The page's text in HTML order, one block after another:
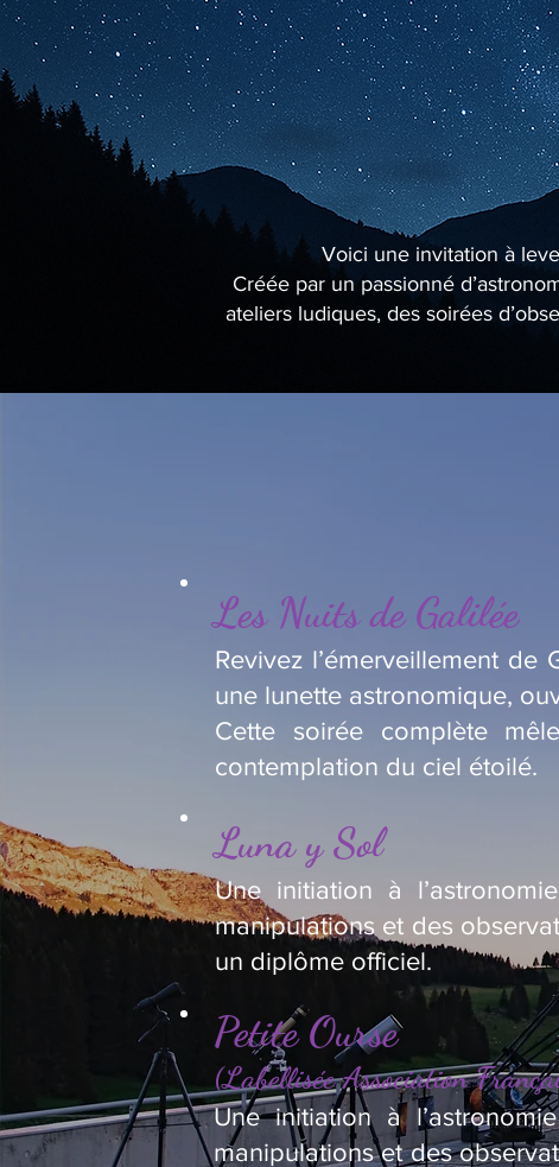
Voici une invitation à
Créée par un passionné
ateliers ludiques, des soirées
Les Nuits de Galilée
Revivez l’émerveillement
une lunette astronomique,
Cette soirée complète
contemplation du ciel étoilé.
Luna y Sol
Une initiation à
manipulations et des
un diplôme officiel.
Petite Ourse
(Labellisée Association
Une initiation à
manipulations et des